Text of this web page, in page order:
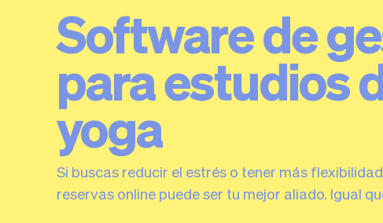
Software de
para estudios
yoga
Si buscas reducir el estrés o tener más
reservas online puede ser tu mejor aliado. Igual